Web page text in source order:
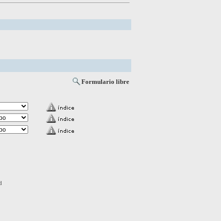
Formulario libre